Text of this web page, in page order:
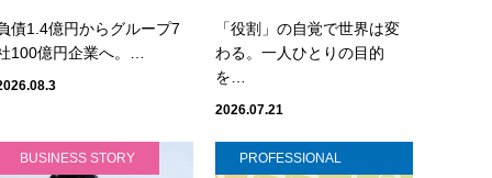
債1.4億円からグループ7
100億円企業へ。…
「役割」の自覚で世界は変
わる。一人ひとりの目的
を…
2026.07.21
BUSINESS STORY PROFESSIONAL